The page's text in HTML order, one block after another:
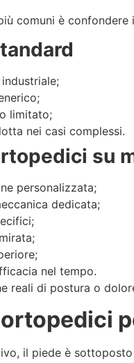
comuni è
limitato;
nei casi complessi.
su
personalizzata;
dedicata;
nel tempo.
reali di postura o
il piede è